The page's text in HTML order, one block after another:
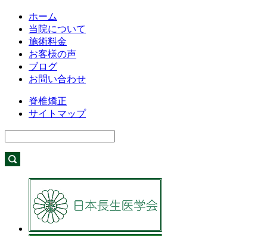
ホーム
当院について
施術料金
お客様の声
ブログ
お問い合わせ
脊椎矯正
サイトマップ